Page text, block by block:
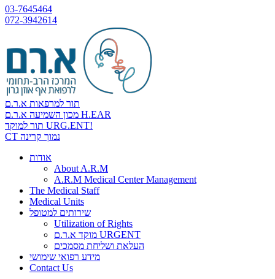
03-7645464
072-3942614
תור למרפאות א.ר.ם
מכון השמיעה א.ר.ם H.EAR
תור למוקד URG.ENT!
CT נמוך קרינה
אודות
About A.R.M
A.R.M Medical Center Management
The Medical Staff
Medical Units
שירותים למטופל
Utilization of Rights
מוקד א.ר.ם URGENT
העלאת ושליחת מסמכים
מידע רפואי שימושי
Contact Us